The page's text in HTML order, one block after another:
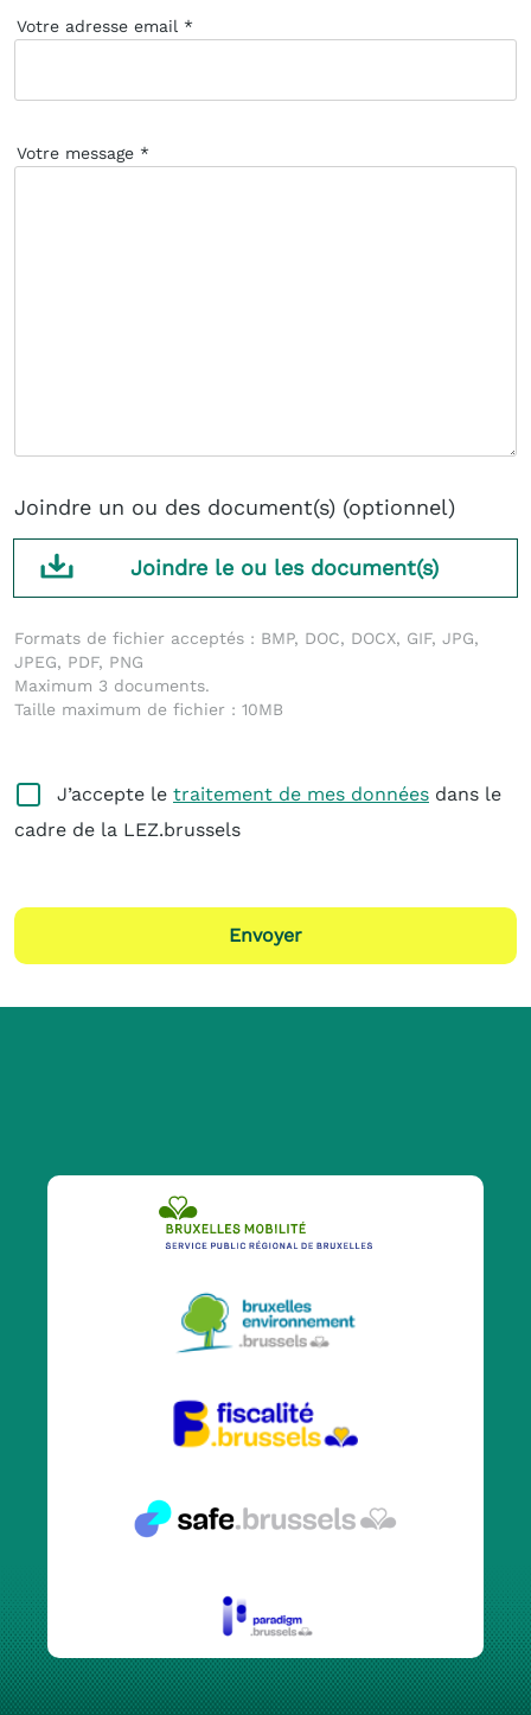
Votre adresse email
Votre message
Joindre un ou des document(s) (optionnel)
Joindre le ou les document(s)
Formats de fichier acceptés : BMP, DOC, DOCX, GIF, JPG,
JPEG, PDF, PNG
Maximum 3 documents.
Taille maximum de fichier : 10MB
J’accepte le traitement de mes données dans le
cadre de la LEZ.brussels
Envoyer